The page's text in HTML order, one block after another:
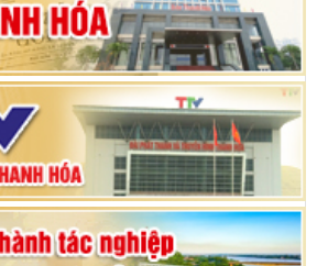
luận Kỳ họp thứ 24, HĐND tỉnh
Hóa khóa XVIII, nhiệm kỳ 2021 - 2026
Kỳ họp thứ hai bốn, Hội đồng nhân dân
XVIII